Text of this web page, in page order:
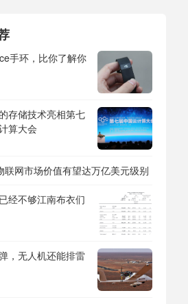
手环，比你了解你
存储技术亮相第七
算大会
联网市场价值有望达万亿美元级别
经不够江南布衣们
，无人机还能排雷